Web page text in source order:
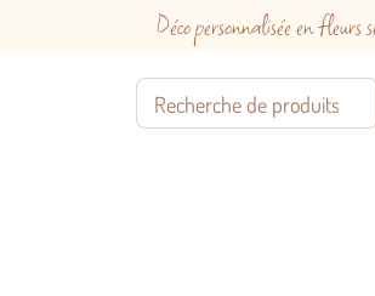
Déco personnalisée en